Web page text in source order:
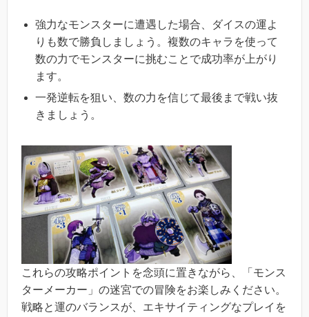
強力なモンスターに遭遇した場合、ダイスの運よ
りも数で勝負しましょう。複数のキャラを使って
数の力でモンスターに挑むことで成功率が上がり
ます。
一発逆転を狙い、数の力を信じて最後まで戦い抜
きましょう。
これらの攻略ポイントを念頭に置きながら、「モンス
ターメーカー」の迷宮での冒険をお楽しみください。
戦略と運のバランスが、エキサイティングなプレイを